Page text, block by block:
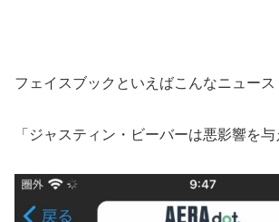
フェイスブックといえばこんなニュース
「ジャスティン・ビーバーは悪影響を与